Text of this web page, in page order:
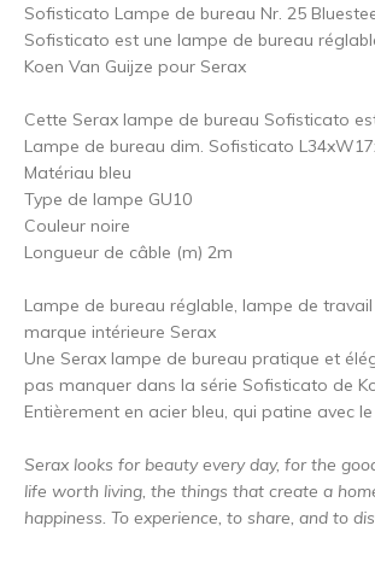
Sofisticato Lampe de bureau Nr. 25
Sofisticato est une lampe de bureau
Koen Van Guijze pour Serax
Cette Serax lampe de bureau Sofisticato
Lampe de bureau dim. Sofisticato
Matériau bleu
Type de lampe GU10
Couleur noire
Longueur de câble (m) 2m
Lampe de bureau réglable, lampe de
marque intérieure Serax
Une Serax lampe de bureau pratique et
pas manquer dans la série Sofisticato de
Entièrement en acier bleu, qui patine avec le
Serax looks for beauty every day, for the
life worth living, the things that create a
happiness. To experience, to share, and to